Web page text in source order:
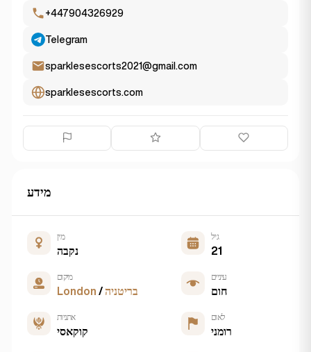
+447904326929
Telegram
sparklesescorts2021@gmail.com
sparklesescorts.com
מידע
מין
נקבה
גיל
21
מיקום
London /בריטניה
עיניים
חום
אתניות
קוקאסי
לאום
רומני